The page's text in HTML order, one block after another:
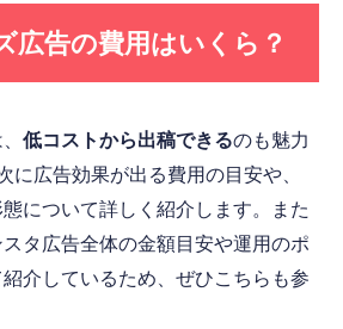
広告の費用はいくら？
低コストから出稿できるのも魅力
に広告効果が出る費用の目安や、
について詳しく紹介します。また
タ広告全体の金額目安や運用のポ
介しているため、ぜひこちらも参